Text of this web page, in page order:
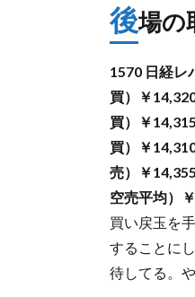
後場の
1570 日経
買）￥
買）￥
買）￥
売）￥
空売平均）
買い戻玉を
することに
待してる。